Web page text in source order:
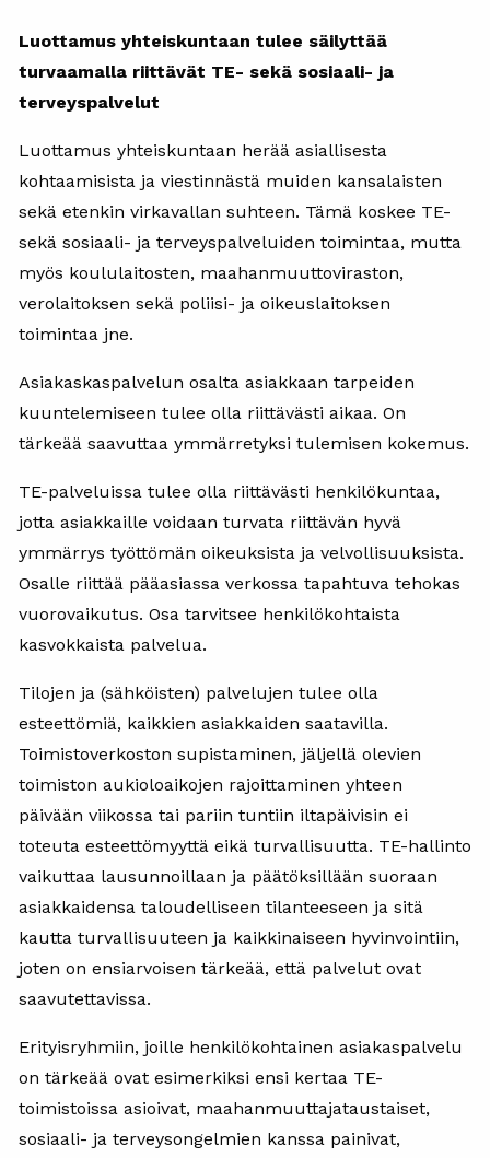
Luottamus yhteiskuntaan tulee säilyttää
turvaamalla riittävät TE- sekä sosiaali- ja
terveyspalvelut
Luottamus yhteiskuntaan herää asiallisesta
kohtaamisista ja viestinnästä muiden kansalaisten
sekä etenkin virkavallan suhteen. Tämä koskee TE-
sekä sosiaali- ja terveyspalveluiden toimintaa, mutta
myös koululaitosten, maahanmuuttoviraston,
verolaitoksen sekä poliisi- ja oikeuslaitoksen
toimintaa jne.
Asiakaskaspalvelun osalta asiakkaan tarpeiden
kuuntelemiseen tulee olla riittävästi aikaa. On
tärkeää saavuttaa ymmärretyksi tulemisen kokemus.
TE-palveluissa tulee olla riittävästi henkilökuntaa,
jotta asiakkaille voidaan turvata riittävän hyvä
ymmärrys työttömän oikeuksista ja velvollisuuksista.
Osalle riittää pääasiassa verkossa tapahtuva tehokas
vuorovaikutus. Osa tarvitsee henkilökohtaista
kasvokkaista palvelua.
Tilojen ja (sähköisten) palvelujen tulee olla
esteettömiä, kaikkien asiakkaiden saatavilla.
Toimistoverkoston supistaminen, jäljellä olevien
toimiston aukioloaikojen rajoittaminen yhteen
päivään viikossa tai pariin tuntiin iltapäivisin ei
toteuta esteettömyyttä eikä turvallisuutta. TE-hallinto
vaikuttaa lausunnoillaan ja päätöksillään suoraan
asiakkaidensa taloudelliseen tilanteeseen ja sitä
kautta turvallisuuteen ja kaikkinaiseen hyvinvointiin,
joten on ensiarvoisen tärkeää, että palvelut ovat
saavutettavissa.
Erityisryhmiin, joille henkilökohtainen asiakaspalvelu
on tärkeää ovat esimerkiksi ensi kertaa TE-
toimistoissa asioivat, maahanmuuttajataustaiset,
sosiaali- ja terveysongelmien kanssa painivat,